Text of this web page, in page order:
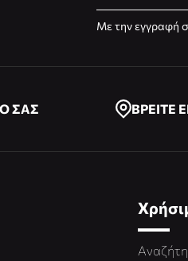
Με την εγγραφή
ΣΑΣ ΒΡΕΙΤΕ